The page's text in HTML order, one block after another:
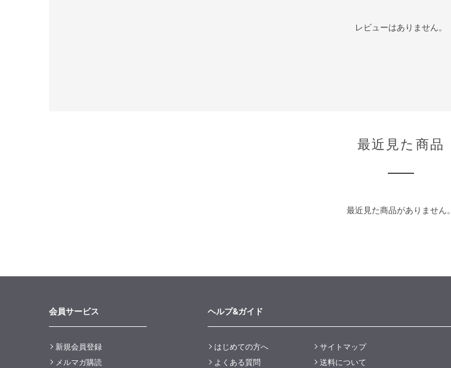
レビューはありません。
最近見た商品
最近見た商品がありません。
会員サービス
新規会員登録
メルマガ購読
ヘルプ&ガイド
はじめての方へ
よくある質問
サイトマップ
送料について